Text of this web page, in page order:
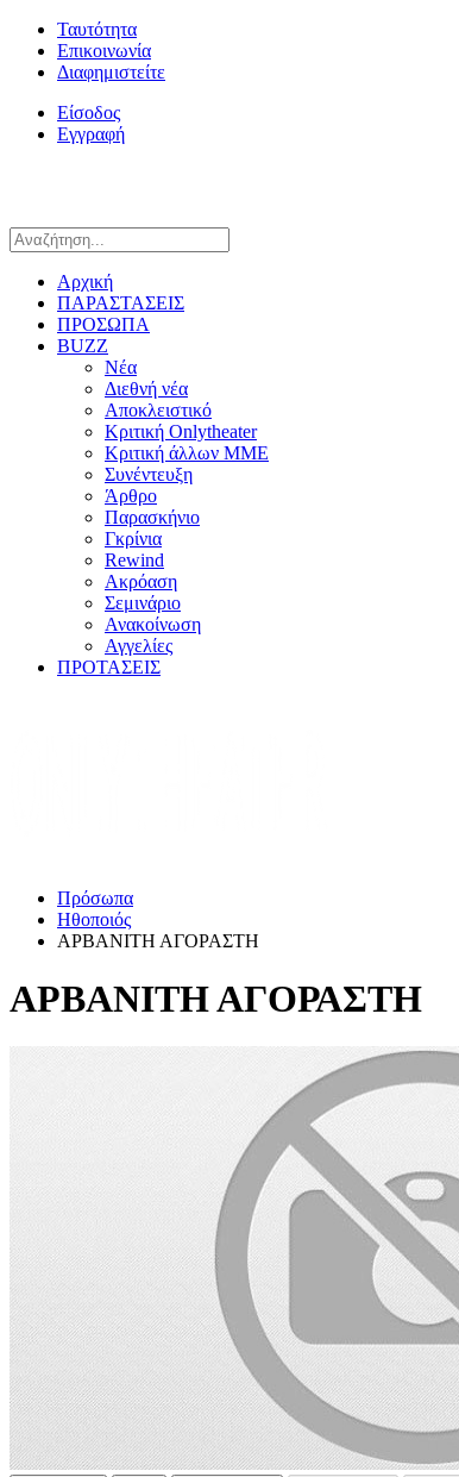
Ταυτότητα
Επικοινωνία
Διαφημιστείτε
Είσοδος
Εγγραφή
Αρχική
ΠΑΡΑΣΤΑΣΕΙΣ
ΠΡΟΣΩΠΑ
BUZZ
Νέα
Διεθνή νέα
Αποκλειστικό
Κριτική Onlytheater
Κριτική άλλων ΜΜΕ
Συνέντευξη
Άρθρο
Παρασκήνιο
Γκρίνια
Rewind
Ακρόαση
Σεμινάριο
Ανακοίνωση
Αγγελίες
ΠΡΟΤΑΣΕΙΣ
Πρόσωπα
Ηθοποιός
ΑΡΒΑΝΙΤΗ ΑΓΟΡΑΣΤΗ
ΑΡΒΑΝΙΤΗ ΑΓΟΡΑΣΤΗ